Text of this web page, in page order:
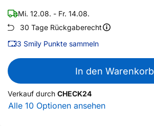
Mi. 12.08. - Fr. 14.08.
30 Tage Rückgaberecht
3 Smily Punkte sammeln
In den Warenkorb
Verkauf durch CHECK24
Alle 10 Optionen ansehen